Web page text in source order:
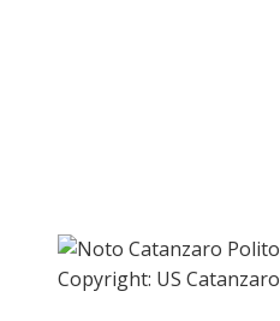
Copyright: US Catanzaro